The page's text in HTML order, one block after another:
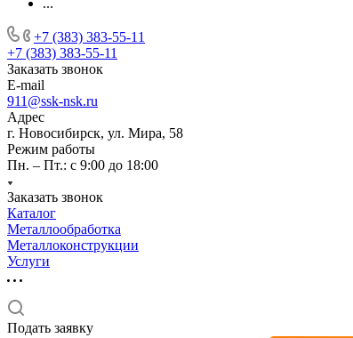
...
+7 (383) 383-55-11
+7 (383) 383-55-11
Заказать звонок
E-mail
911@ssk-nsk.ru
Адрес
г. Новосибирск, ул. Мира, 58
Режим работы
Пн. – Пт.: с 9:00 до 18:00
Заказать звонок
Каталог
Металлообработка
Металлоконструкции
Услуги
Подать заявку